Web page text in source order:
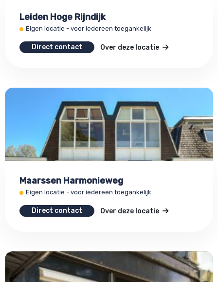
Leiden Hoge Rijndijk
Eigen locatie - voor iedereen toegankelijk
Direct contact Over deze locatie
Maarssen Harmonieweg
Eigen locatie - voor iedereen toegankelijk
Direct contact Over deze locatie